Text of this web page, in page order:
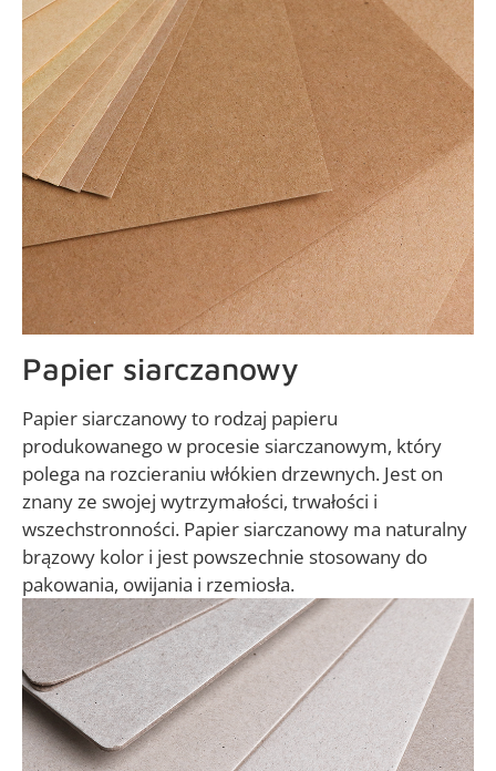
Papier siarczanowy
Papier siarczanowy to rodzaj papieru
produkowanego w procesie siarczanowym, który
polega na rozcieraniu włókien drzewnych. Jest on
znany ze swojej wytrzymałości, trwałości i
wszechstronności. Papier siarczanowy ma naturalny
brązowy kolor i jest powszechnie stosowany do
pakowania, owijania i rzemiosła.